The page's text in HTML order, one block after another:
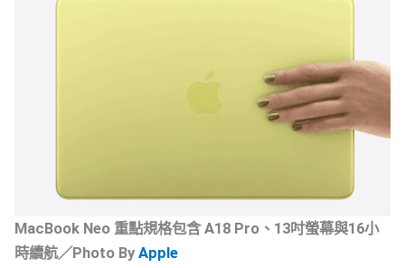
MacBook Neo 重點規格包含 A18 Pro、13吋螢幕與16小
時續航／Photo ByApple